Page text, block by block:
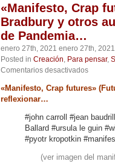
«Manifesto, Crap
Bradbury y otros
de Pandemia…
enero 27th, 2021 enero 27th, 2021
Posted in Creación Para pensar,
Comentarios desactivadosen
Crap
con
Ray
Bradbury
otros
«Manifesto, Crap futures»
reflexionar…
#john carroll #jean
Ballard #ursula le guin
#pyotr kropotkin
(ver imagen del